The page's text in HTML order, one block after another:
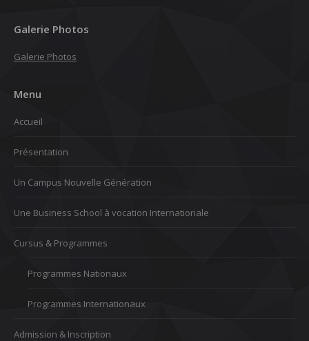
Galerie Photos
Galerie Photos
Menu
Accueil
Présentation
Un Campus Nouvelle Génération
Une Business School à vocation Internationale
Cursus & Programmes
Programmes Nationaux
Programmes Internationaux
Admission & Inscription